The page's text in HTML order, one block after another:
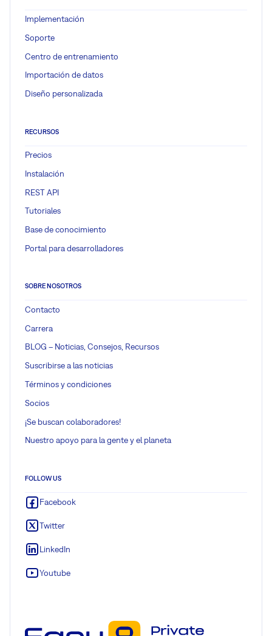
Implementación
Soporte
Centro de entrenamiento
Importación de datos
Diseño personalizada
RECURSOS
Precios
Instalación
REST API
Tutoriales
Base de conocimiento
Portal para desarrolladores
SOBRE NOSOTROS
Contacto
Carrera
BLOG – Noticias, Consejos, Recursos
Suscribirse a las noticias
Términos y condiciones
Socios
¡Se buscan colaboradores!
Nuestro apoyo para la gente y el planeta
FOLLOW US
Facebook
Twitter
LinkedIn
Youtube